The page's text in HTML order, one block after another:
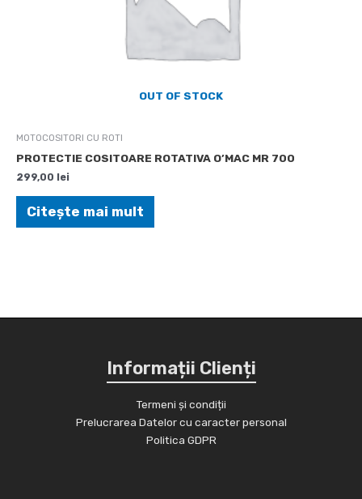
OUT OF STOCK
MOTOCOSITORI CU ROTI
PROTECTIE COSITOARE ROTATIVA O’MAC MR 700
299,00 lei
Citește mai mult
Informații Clienți
Termeni și condiții
Prelucrarea Datelor cu caracter personal
Politica GDPR